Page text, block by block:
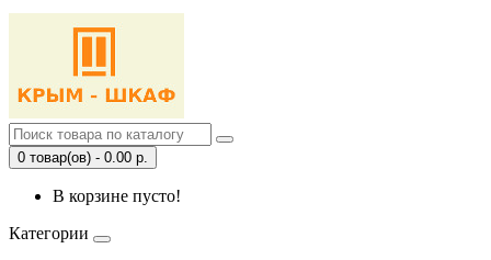
0 товар(ов) - 0.00 р.
В корзине пусто!
Категории